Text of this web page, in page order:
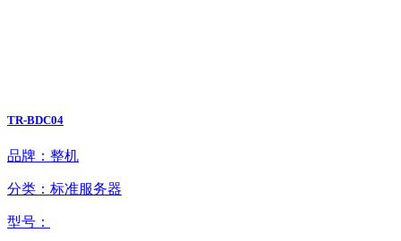
TR-BDC04
品牌：整机
分类：标准服务器
型号：